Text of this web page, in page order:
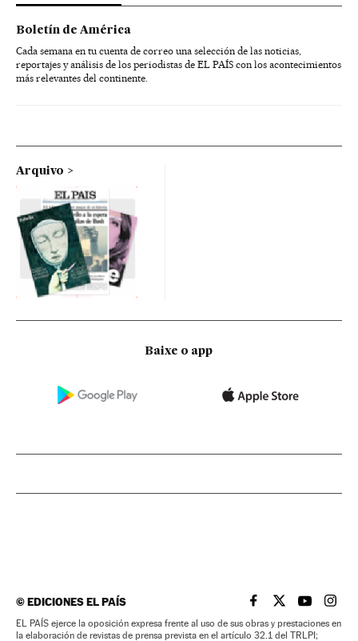
Boletín de América
Cada semana en tu cuenta de correo una selección de las noticias,
reportajes y análisis de los periodistas de EL PAÍS con los acontecimientos
más relevantes del continente.
Arquivo
Baixe o app
©EDICIONES EL PAÍS EL PAÍS BRASIL EN
EL PAÍSEL PAÍS
EL
EL PAÍS ejerce la oposición expresa frente al uso de sus obras y prestaciones en
la elaboración de revistas de prensa prevista en el artículo 32.1 del TRLPI;